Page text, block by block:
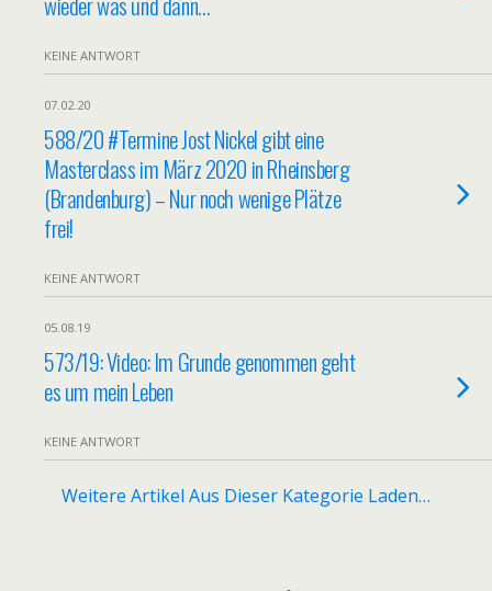
KEINE ANTWORT
07.02.20
588/20 #Termine Jost Nickel gibt eine
Masterclass im März 2020 in Rheinsberg
(Brandenburg) – Nur noch wenige Plätze
frei!
KEINE ANTWORT
05.08.19
573/19: Video: Im Grunde genommen geht
es um mein Leben
KEINE ANTWORT
Weitere Artikel Aus Dieser Kategorie Laden…